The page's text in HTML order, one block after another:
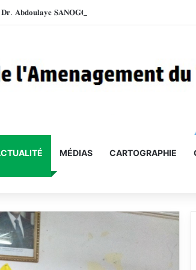
MÉDIAS CARTOGRAPHIE